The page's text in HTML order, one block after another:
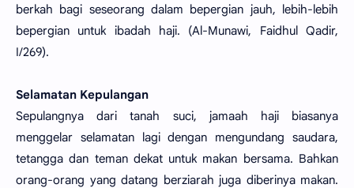
berkah bagi seseorang dalam bepergian jauh, lebih-lebih
bepergian untuk ibadah haji. (Al-Munawi, Faidhul Qadir,
I/269).
Selamatan Kepulangan
Sepulangnya dari tanah suci, jamaah haji biasanya
menggelar selamatan lagi dengan mengundang saudara,
tetangga dan teman dekat untuk makan bersama. Bahkan
orang-orang yang datang berziarah juga diberinya makan.